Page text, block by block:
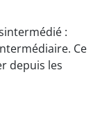
:
Ce
depuis les